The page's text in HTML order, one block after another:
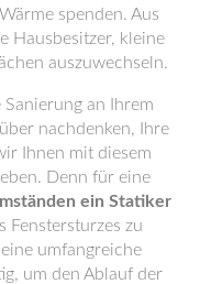
spenden. Aus
Hausbesitzer, kleine
auszuwechseln.
Sanierung an Ihrem
nachdenken, Ihre
Ihnen mit diesem
Denn für eine
ein Statiker
Fenstersturzes zu
umfangreiche
um den Ablauf der